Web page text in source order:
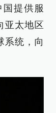
提供服
亚太地区
系统，向